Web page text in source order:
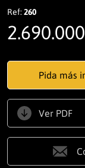
Ref: 260
Pida más
Ver PDF